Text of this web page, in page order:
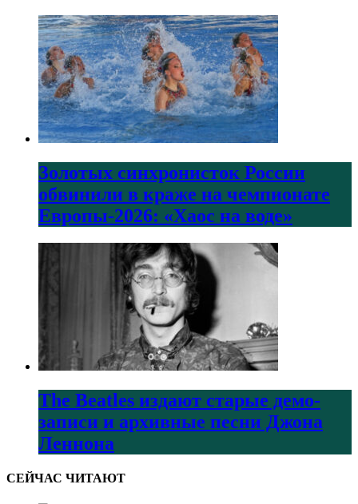
Золотых синхронисток России
обвинили в краже на чемпионате
Европы-2026: «Хаос на воде»
The Beatles издают старые демо-
записи и архивные песни Джона
Леннона
СЕЙЧАС ЧИТАЮТ